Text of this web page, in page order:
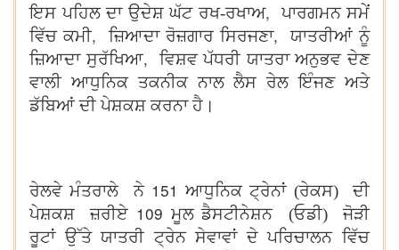
ਇਸ ਪਹਿਲ ਦਾ ਉਦੇਸ਼ ਘੱਟ ਰਖ-ਰਖਾਅ,ਪਾਰਗਮਨ ਸਮੇਂ
ਵਿੱਚ ਕਮੀ, ਜ਼ਿਆਦਾ ਰੋਜ਼ਗਾਰ ਸਿਰਜਣਾ, ਯਾਤਰੀਆਂ ਨੂੰ
ਜ਼ਿਆਦਾ ਸੁਰੱਖਿਆ,
ਵਿਸ਼ਵ ਪੱਧਰੀ ਯਾਤਰਾ ਅਨੁਭਵ ਦੇਣ
ਵਾਲੀ ਆਧੁਨਿਕ ਤਕਨੀਕ ਨਾਲ ਲੈਸ ਰੇਲ ਇੰਜਣ ਅਤੇ
ਡੱਬਿਆਂ ਦੀ ਪੇਸ਼ਕਸ਼ ਕਰਨਾ ਹੈ।
ਰੇਲਵੇ ਮੰਤਰਾਲੇ ਨੇ 151 ਆਧੁਨਿਕ ਟ੍ਰੇਨਾਂ (ਰੇਕਸ) ਦੀ
ਪੇਸ਼ਕਸ਼ ਜ਼ਰੀਏ 109 ਮੂਲ ਡੈਸਟੀਨੇਸ਼ਨ (ਓਡੀ) ਜੋੜੀ
ਰੂਟਾਂ ਉੱਤੇ ਯਾਤਰੀ ਟ੍ਰੇਨ ਸੇਵਾਵਾਂ ਦੇ ਪਰਿਚਾਲਨ ਵਿੱਚ